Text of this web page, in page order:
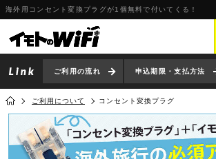
海外用コンセント変換プラグが1個無料で付いてくる！
ご利用の流れ 申込期限・支払方法
ご利用について コンセント変換プラグ